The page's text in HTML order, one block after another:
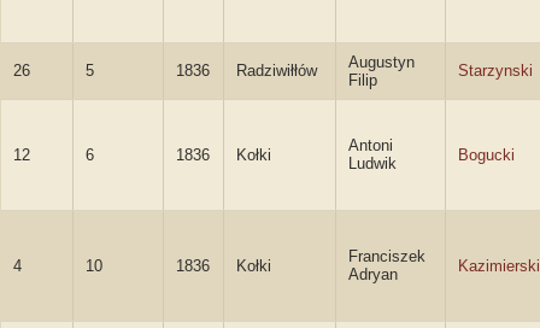
26 5 1836 Radziwiłłów
Augustyn
Filip
Starzynski
12 6 1836 Kołki
Antoni
Ludwik
Bogucki
4 10 1836 Kołki
Franciszek
Adryan
Kazimierski